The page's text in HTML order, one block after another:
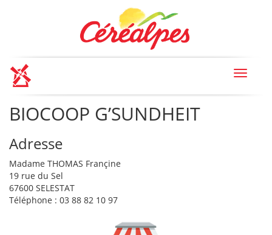
Toggle
BIOCOOP G’SUNDHEIT
Adresse
Madame THOMAS Françine
19 rue du Sel
67600 SELESTAT
Téléphone : 03 88 82 10 97